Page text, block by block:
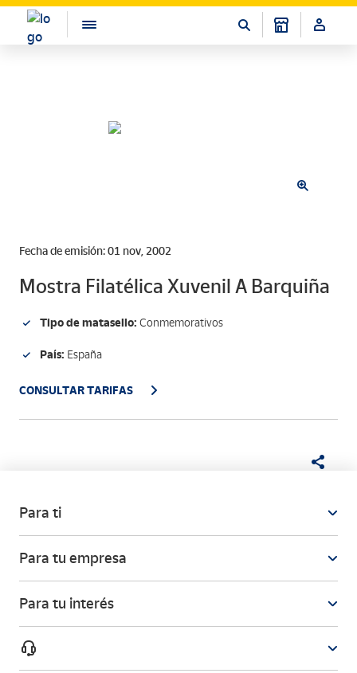
Fecha de emisión: 01 nov, 2002
Mostra Filatélica Xuvenil A Barquiña
Tipo de matasello: Conmemorativos
País: España
CONSULTAR TARIFAS
Para ti
Para tu empresa
Para tu interés